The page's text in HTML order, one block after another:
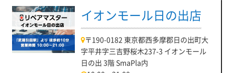
イオンモール日の出店
〒190-0182 東京都西多摩郡日の出町大
字平井字三吉野桜木237-3 イオンモール
日の出 3階 SmaPla内